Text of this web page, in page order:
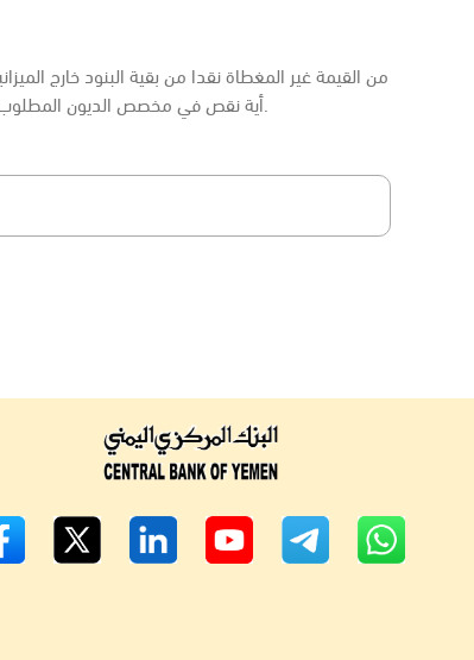
أية نقص في مخصص الديون المطلوب من البنوك تكوينها وفقاً للمنشور الدوري رقم (6) لعام 1996م.